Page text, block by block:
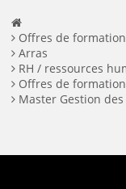
Offres de formation
Arras
RH / ressources
Offres de
Master Gestion